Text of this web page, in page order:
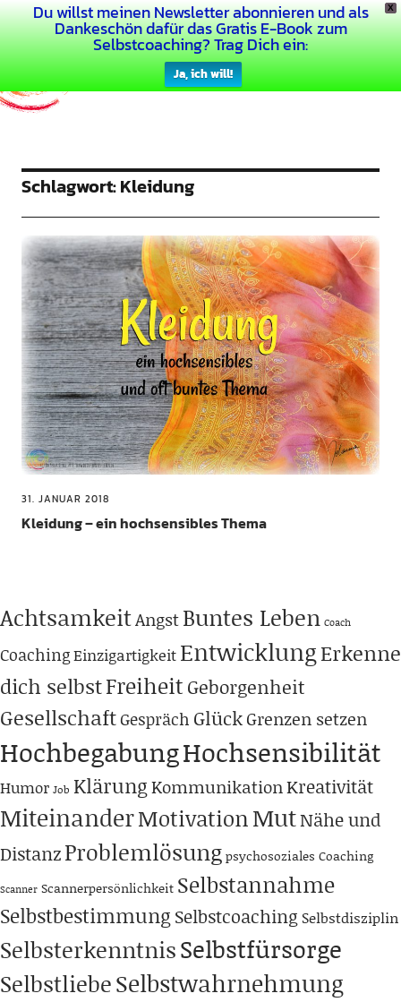
X
Du willst meinen Newsletter abonnieren und als
Dankeschön dafür das Gratis E-Book zum
Selbstcoaching? Trag Dich ein:
Ja, ich will!
Dein Buntes Leben
Schlagwort:Kleidung
31. JANUAR 2018
Kleidung – ein hochsensibles Thema
AchtsamkeitAngstBuntes Leben Coach
CoachingEinzigartigkeit EntwicklungErkenne
dich selbstFreiheit Geborgenheit
GesellschaftGespräch GlückGrenzen setzen
HochbegabungHochsensibilität
Humor Job KlärungKommunikationKreativität
MiteinanderMotivationMutNähe und
DistanzProblemlösungpsychosoziales Coaching
Scanner Scannerpersönlichkeit Selbstannahme
Selbstbestimmung Selbstcoaching Selbstdisziplin
SelbsterkenntnisSelbstfürsorge
SelbstliebeSelbstwahrnehmung